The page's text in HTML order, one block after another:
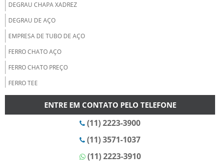
DEGRAU CHAPA XADREZ
DEGRAU DE AÇO
EMPRESA DE TUBO DE AÇO
FERRO CHATO AÇO
FERRO CHATO PREÇO
FERRO TEE
FORNECEDOR DE BARRA REDONDA
FORNECEDOR DE CANTONEIRAS
FORNECEDOR DE CHAPA GALVANIZADA EM SP
FORNECEDOR DE CHAPA PISO
ENTRE EM CONTATO PELO TELEFONE
(11) 2223-3900
(11) 3571-1037
(11) 2223-3910